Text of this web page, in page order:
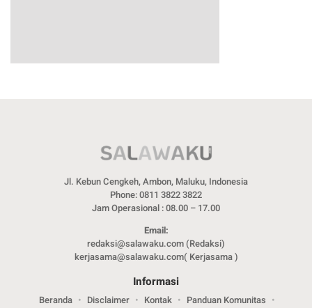
Jl. Kebun Cengkeh, Ambon, Maluku, Indonesia
Phone: 0811 3822 3822
Jam Operasional : 08.00 – 17.00
Email:
redaksi@salawaku.com (Redaksi)
kerjasama@salawaku.com( Kerjasama )
Informasi
Beranda Disclaimer Kontak
Panduan Komunitas